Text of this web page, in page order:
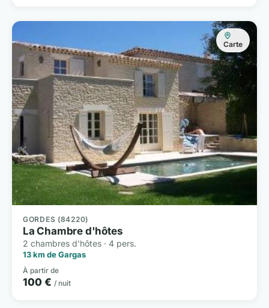
Carte
GORDES (84220)
La Chambre d'hôtes
2 chambres d'hôtes · 4 pers.
13 km de Gargas
À partir de
100 € / nuit